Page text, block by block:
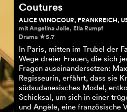
Coutures
ALICE WINOCOUR, FRANKREICH,
mit Angelina Jolie, Ella Rumpf
Drama c5.7
In Paris, mitten im Trubel der
Wege dreier Frauen, die sich
Fragen auseinandersetzen:
Regisseurin, erfährt, dass sie
südsudanesisches Model,
Schicksal, um sich in einer
und Angèle, eine französische